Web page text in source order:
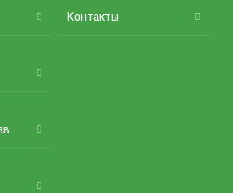
Контакты